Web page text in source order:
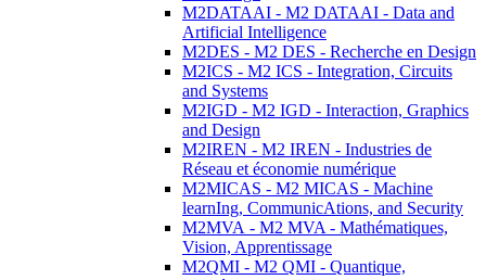
M2DATAAI - M2 DATAAI - Data and
Artificial Intelligence
M2DES - M2 DES - Recherche en Design
M2ICS - M2 ICS - Integration, Circuits
and Systems
M2IGD - M2 IGD - Interaction, Graphics
and Design
M2IREN - M2 IREN - Industries de
Réseau et économie numérique
M2MICAS - M2 MICAS - Machine
learnIng, CommunicAtions, and Security
M2MVA - M2 MVA - Mathématiques,
Vision, Apprentissage
M2QMI - M2 QMI - Quantique,